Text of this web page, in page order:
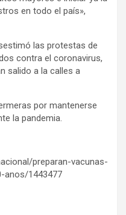
en todo el país»,
las protestas de
contra el coronavirus,
salido a la calles a
por mantenerse
la pandemia.
preparan-vacunas-
anos/1443477